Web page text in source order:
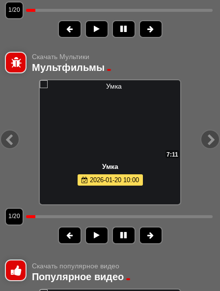
1/20
Скачать Мультики
Мультфильмы
7:11
Умка
2026-01-20 10:00
1/20
Скачать популярное видео
Популярное видео